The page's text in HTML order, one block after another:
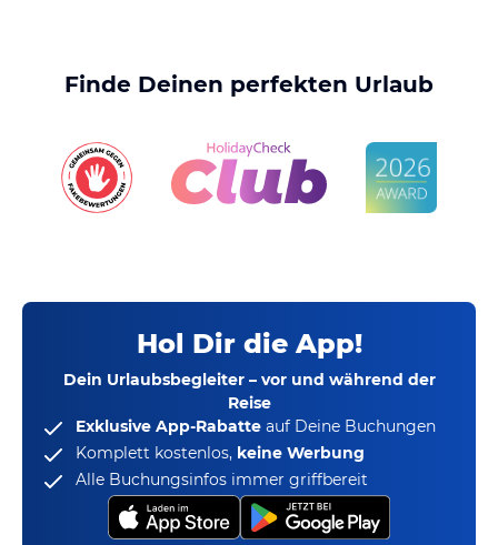
Finde Deinen perfekten Urlaub
Hol Dir die App!
Dein Urlaubsbegleiter – vor und während der
Reise
Exklusive App-Rabatte auf Deine Buchungen
Komplett kostenlos, keine Werbung
Alle Buchungsinfos immer griffbereit